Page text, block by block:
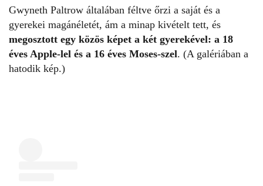
Gwyneth Paltrow általában féltve őrzi a saját és a
gyerekei magánéletét, ám a minap kivételt tett, és
megosztott egy közös képet a két gyerekével: a 18
éves Apple-lel és a 16 éves Moses-szel. (A galériában a
hatodik kép.)